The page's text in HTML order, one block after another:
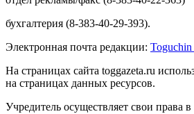
бухгалтерия (8-383-40-29-393).
Электронная почта редакции: Toguchin
На страницах сайта toggazeta.ru
на страницах данных ресурсов.
Учредитель осуществляет свои